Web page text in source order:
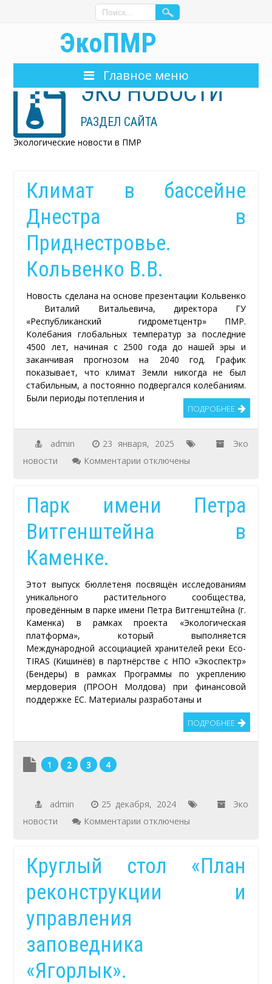
ЭкоПМР
Главное меню
ЭКО НОВОСТИ
РАЗДЕЛ САЙТА
Экологические новости в ПМР
Климат в бассейне
Днестра в
Приднестровье.
Кольвенко В.В.
Новость сделана на основе презентации Кольвенко
Виталий Витальевича, директора ГУ
«Республиканский гидрометцентр» ПМР.
Колебания глобальных температур за последние
4500 лет, начиная с 2500 года до нашей эры и
заканчивая прогнозом на 2040 год. График
показывает, что климат Земли никогда не был
стабильным, а постоянно подвергался колебаниям.
Были периоды потепления и
ПОДРОБНЕЕ
admin 23 января, 2025
Эко
новости
Комментарии к
в
бассейне
Приднестровье.
Кольвенко
В.В.
отключены
Парк имени Петра
Витгенштейна в
Каменке.
Этот выпуск бюллетеня посвящён исследованиям
уникального растительного сообщества,
проведённым в парке имени Петра Витгенштейна (г.
Каменка) в рамках проекта «Экологическая
платформа», который выполняется
Международной ассоциацией хранителей реки Eco-
TIRAS (Кишинёв) в партнёрстве с НПО «Экоспектр»
(Бендеры) в рамках Программы по укреплению
мердоверия (ПРООН Молдова) при финансовой
поддержке ЕС. Материалы разработаны и
ПОДРОБНЕЕ
1 2 3 4
admin 25 декабря, 2024
Эко
новости
Комментарии к
имени
Петра
Каменке.
отключены
Круглый стол «План
реконструкции и
управления
заповедника
«Ягорлык».